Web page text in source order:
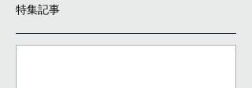
特集記事